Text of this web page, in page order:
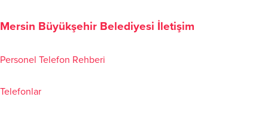
Mersin Büyükşehir Belediyesi İletişim
Personel Telefon Rehberi
Telefonlar